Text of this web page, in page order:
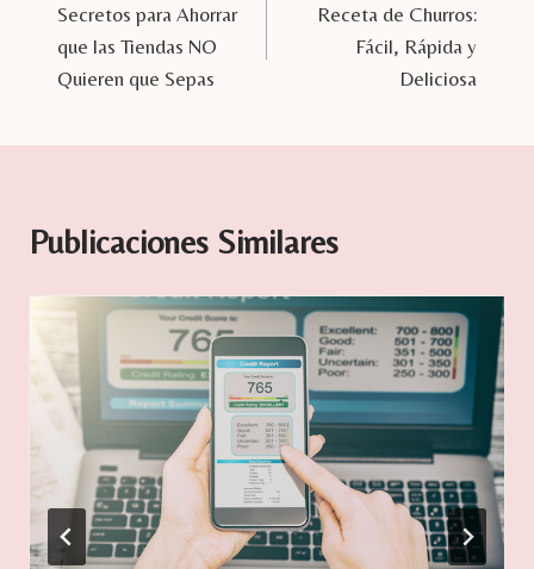
de
entradas
Secretos para Ahorrar
que las Tiendas NO
Quieren que Sepas
Receta de Churros:
Fácil, Rápida y
Deliciosa
Publicaciones Similares